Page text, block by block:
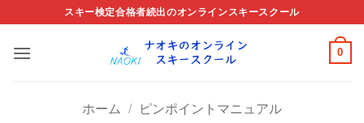
content
スキー検定合格者続出のオンラインスキースクール
0
ホーム / ピンポイントマニュアル